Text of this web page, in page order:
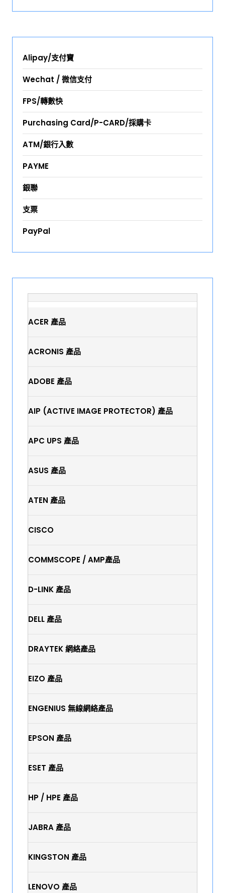
Alipay/支付寶
Wechat / 微信支付
FPS/轉數快
Purchasing Card/P-CARD/採購卡
ATM/銀行入數
PAYME
銀聯
支票
PayPal
ACER 產品
ACRONIS 產品
ADOBE 產品
AIP (ACTIVE IMAGE PROTECTOR) 產品
APC UPS 產品
ASUS 產品
ATEN 產品
CISCO
COMMSCOPE / AMP產品
D-LINK 產品
DELL 產品
DRAYTEK 網絡產品
EIZO 產品
ENGENIUS 無線網絡產品
EPSON 產品
ESET 產品
HP / HPE 產品
JABRA 產品
KINGSTON 產品
LENOVO 產品